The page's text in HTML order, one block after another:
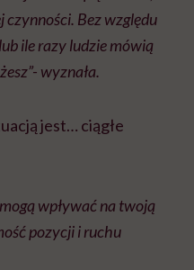
czynności. Bez względu
ile razy ludzie mówią
wyznała.
jest… ciągłe
wpływać na twoją
pozycji i ruchu